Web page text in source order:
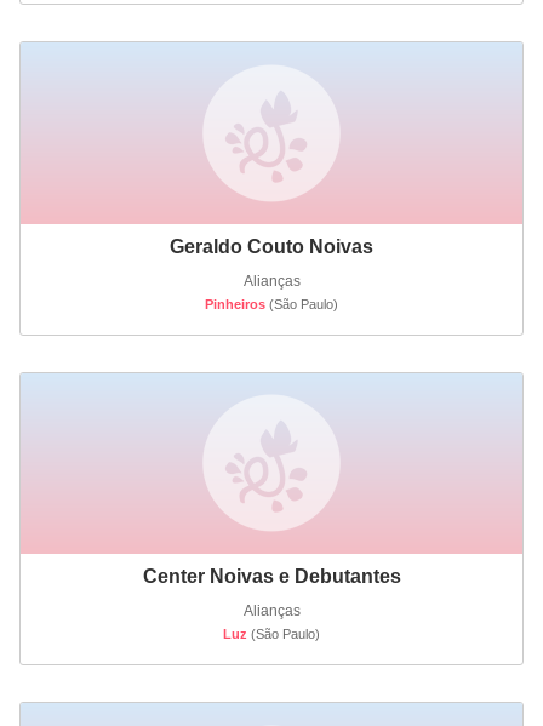
Geraldo Couto Noivas
Alianças
Pinheiros (São Paulo)
Center Noivas e Debutantes
Alianças
Luz (São Paulo)